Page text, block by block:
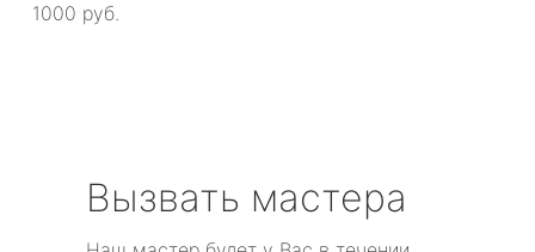
1000 руб.
Вызвать мастера